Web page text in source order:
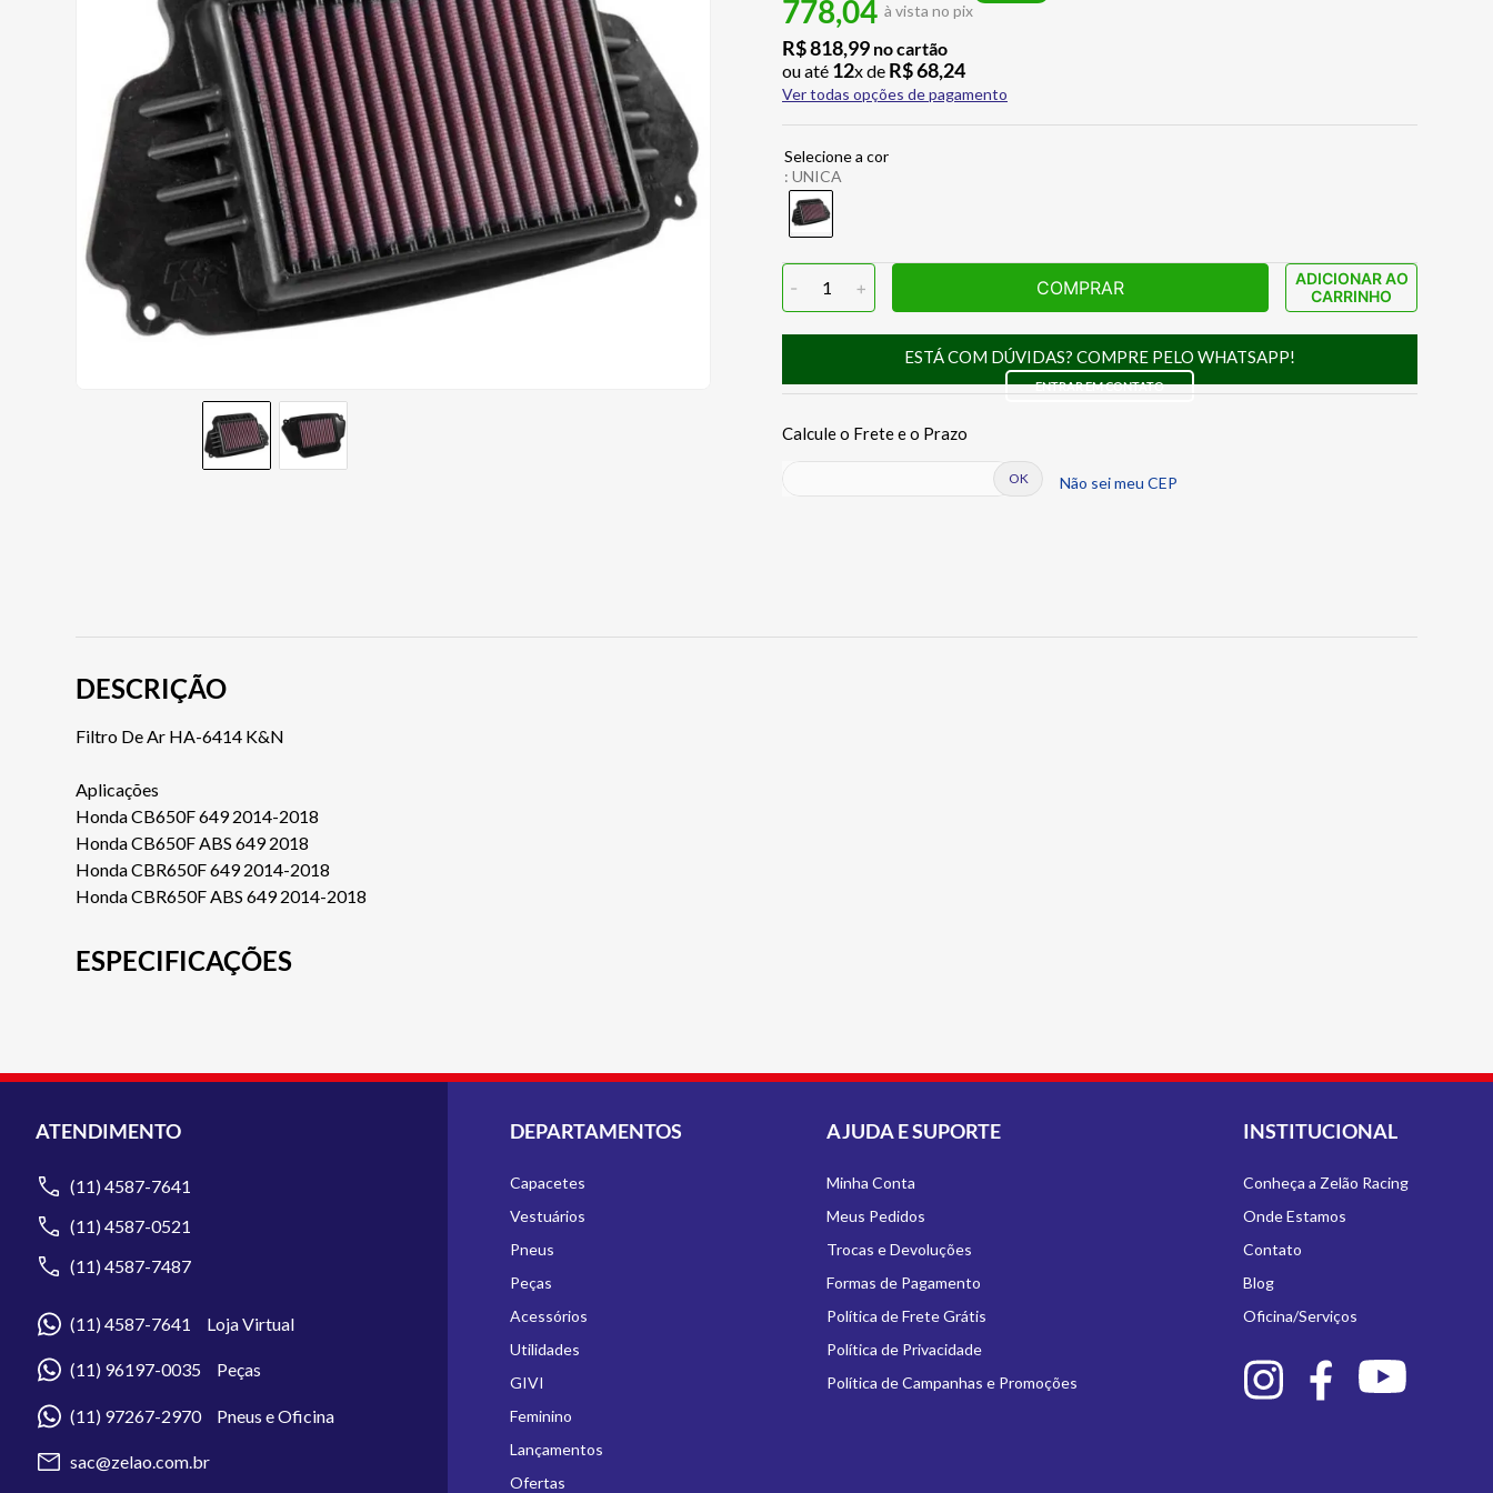
778,04 à vista no pix
R$818,99 no cartão
ou até 12x de R$68,24
Ver todas opções de pagamento
: UNICA
- 1 + COMPRAR
ADICIONAR AO
CARRINHO
ESTÁ COM DÚVIDAS? COMPRE PELO WHATSAPP!
ENTRAR EM CONTATO
Não sei meu CEP
DESCRIÇÃO
Filtro De Ar HA-6414 K&N
Aplicações
Honda CB650F 649 2014-2018
Honda CB650F ABS 649 2018
Honda CBR650F 649 2014-2018
Honda CBR650F ABS 649 2014-2018
ESPECIFICAÇÕES
ATENDIMENTO
(11) 4587-7641
(11) 4587-0521
(11) 4587-7487
(11) 4587-7641 Loja Virtual
(11) 96197-0035 Peças
(11) 97267-2970 Pneus e Oficina
sac@zelao.com.br
DEPARTAMENTOS
Capacetes
Vestuários
Pneus
Peças
Acessórios
Utilidades
GIVI
Feminino
Lançamentos
Ofertas
AJUDA E SUPORTE
Minha Conta
Meus Pedidos
Trocas e Devoluções
Formas de Pagamento
Política de Frete Grátis
Política de Privacidade
Política de Campanhas e Promoções
INSTITUCIONAL
Conheça a Zelão Racing
Onde Estamos
Contato
Blog
Oficina/Serviços
9º CALÇA
10º BOTAS